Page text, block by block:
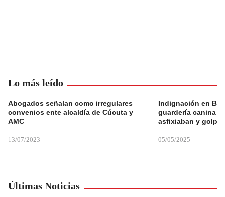
Lo más leído
Abogados señalan como irregulares
convenios ente alcaldía de Cúcuta y
AMC
13/07/2023
Indignación en
guardería canina
asfixiaban y
05/05/2025
Últimas Noticias